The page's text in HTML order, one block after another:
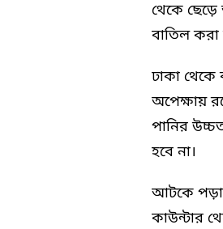
থেকে ছেড়ে
বাতিল করা
ঢাকা থেকে
অপেক্ষায়
পানির
হবে না।
আটকে পড়া
কাউন্টার